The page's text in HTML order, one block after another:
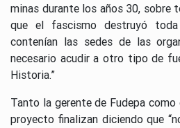
minas durante los años 30, sobre
que el fascismo destruyó
contenían las sedes de las
necesario acudir a otro tipo de
Historia.”
Tanto la gerente de Fudepa
proyecto finalizan diciendo que